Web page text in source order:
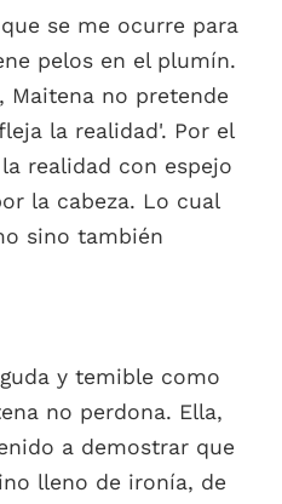
se me ocurre para
pelos en el plumín.
Maitena no pretende
la realidad'. Por el
realidad con espejo
la cabeza. Lo cual
sino también
y temible como
no perdona. Ella,
a demostrar que
lleno de ironía, de